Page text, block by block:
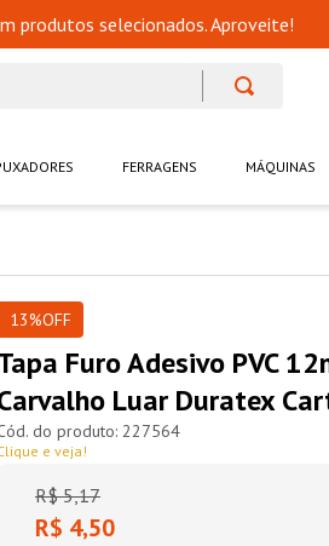
produtos selecionados. Aproveite!
FERRAGENS MÁQUINAS
13%OFF
Furo Adesivo PVC
Luar Duratex
227564
e veja!
R$ 5,17
R$ 4,50